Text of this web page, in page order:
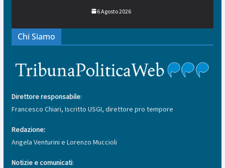
6 Agosto 2026
Chi Siamo
Direttore responsabile:
Francesco Chiari, Iscritto USGI, direttore pro tempore
Redazione:
Angela Venturini e Lorenzo Muccioli
Notizie e comunicati: